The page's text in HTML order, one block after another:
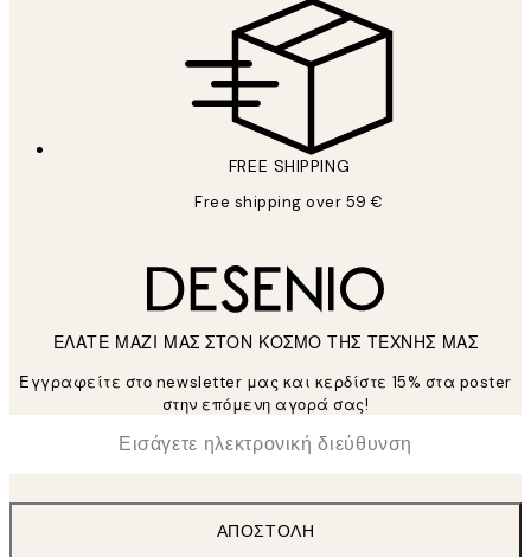
FREE SHIPPING
Free shipping over 59 €
ΕΛΑΤΕ ΜΑΖΙ ΜΑΣ ΣΤΟΝ ΚΟΣΜΟ ΤΗΣ ΤΕΧΝΗΣ ΜΑΣ
Εγγραφείτε στο newsletter μας και κερδίστε 15% στα poster
στην επόμενη αγορά σας!
Ηλεκτρονική Διεύθυνση
ΑΠΟΣΤΟΛΉ